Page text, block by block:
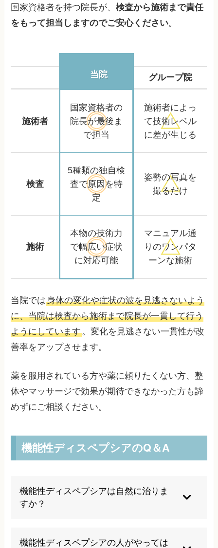
国家資格者を持つ院長が、検査から施術まで責任
をもって担当しますのでご安心ください。
当院 グループ院
施術者
国家資格者の
院長が最後ま
で担当
施術者によっ
て技術レベル
に差が生じる
検査
5種類の独自検
査で原因を特
定
姿勢の写真を
撮るだけ
施術
本物の技術力
で幅広い症状
に対応可能
マニュアル通
りのワンパタ
ーンな施術
当院では身体の変化や症状の波を見逃さないよう
に、当院は検査から施術まで院長が一貫して行う
ようにしています。変化を見逃さない一貫性が改
善率をアップさせます。
薬を服用されている方や薬に頼りたくない方、整
体やマッサージで効果が期待できなかった方も諦
めずにご相談ください。
機能性ディスペプシアのQ＆A
機能性ディスペプシアは自然に治りま
すか？
することもありますが、多くの場合は適切な治療
機能性ディスペプシアの人がやっては